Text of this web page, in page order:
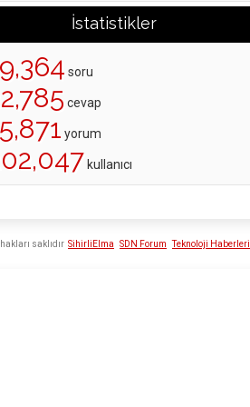
İstatistikler
soru
cevap
yorum
kullanıcı
SihirliElma SDN Forum Teknoloji Haberleri
saklıdır